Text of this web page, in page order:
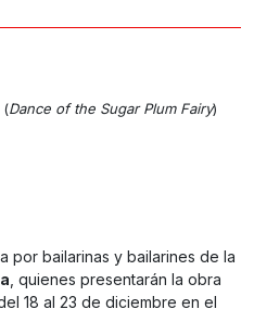
(Dance of the Sugar Plum Fairy)
por bailarinas y bailarines de la
, quienes presentarán la obra
18 al 23 de diciembre en el